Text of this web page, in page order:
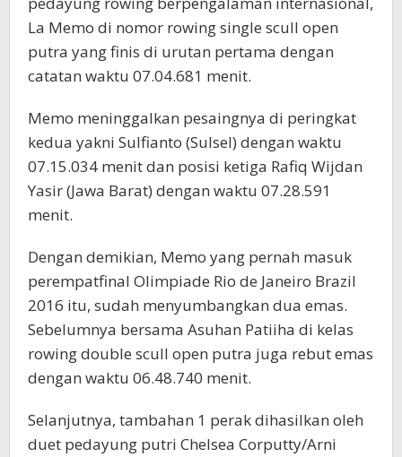
La Memo di nomor rowing single scull open
putra yang finis di urutan pertama dengan
catatan waktu 07.04.681 menit.
Memo meninggalkan pesaingnya di peringkat
kedua yakni Sulfianto (Sulsel) dengan waktu
07.15.034 menit dan posisi ketiga Rafiq Wijdan
Yasir (Jawa Barat) dengan waktu 07.28.591
menit.
Dengan demikian, Memo yang pernah masuk
perempatfinal Olimpiade Rio de Janeiro Brazil
2016 itu, sudah menyumbangkan dua emas.
Sebelumnya bersama Asuhan Patiiha di kelas
rowing double scull open putra juga rebut emas
dengan waktu 06.48.740 menit.
Selanjutnya, tambahan 1 perak dihasilkan oleh
duet pedayung putri Chelsea Corputty/Arni